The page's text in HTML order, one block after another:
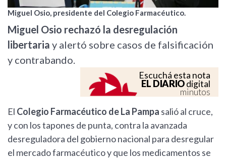
Miguel Osio, presidente del Colegio Farmacéutico.
Miguel Osio rechazó la desregulación
libertaria y alertó sobre casos de falsificación
y contrabando.
Escuchá esta nota
EL DIARIOdigital
minutos
El Colegio Farmacéutico de La Pampa salió al cruce,
y con los tapones de punta, contra la avanzada
desreguladora del gobierno nacional para desregular
el mercado farmacéutico y que los medicamentos se